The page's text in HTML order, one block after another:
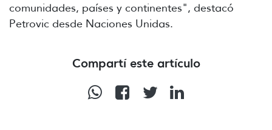
comunidades, países y continentes", destacó
Petrovic desde Naciones Unidas.
Compartí este artículo